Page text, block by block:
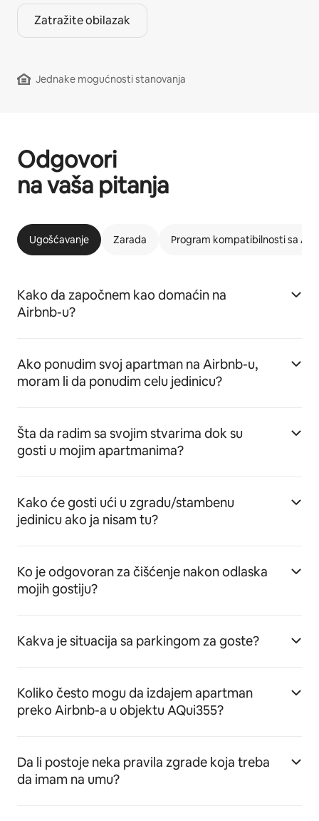
Zatražite obilazak
Jednake mogućnosti stanovanja
Odgovori
na vaša pitanja
Ugošćavanje Zarada Program kompatibilnosti sa
Kako da započnem kao domaćin na
Airbnb-u?
Ako ponudim svoj apartman na Airbnb-u,
moram li da ponudim celu jedinicu?
Šta da radim sa svojim stvarima dok su
gosti u mojim apartmanima?
Kako će gosti ući u zgradu/stambenu
jedinicu ako ja nisam tu?
Ko je odgovoran za čišćenje nakon odlaska
mojih gostiju?
Kakva je situacija sa parkingom za goste?
Koliko često mogu da izdajem apartman
preko Airbnb-a u objektu AQui355?
Da li postoje neka pravila zgrade koja treba
da imam na umu?